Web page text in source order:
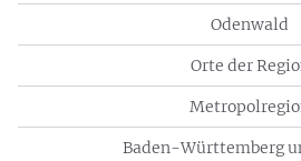
Odenwald
Orte der
Baden-Württemberg